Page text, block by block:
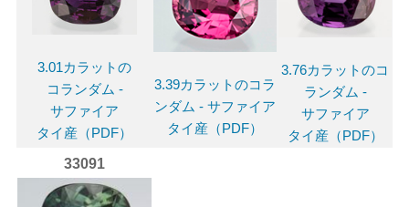
3.01カラットの
コランダム -
サファイア
タイ産（PDF）
3.39カラットのコラ
ンダム - サファイア
タイ産（PDF）
3.76カラットのコ
ランダム -
サファイア
タイ産（PDF）
33091